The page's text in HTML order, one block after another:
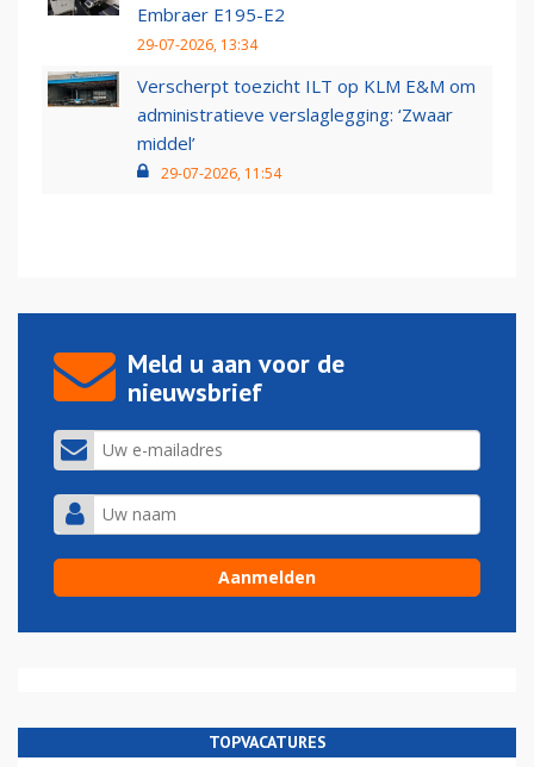
Embraer E195-E2
29-07-2026, 13:34
Verscherpt toezicht ILT op KLM E&M om
administratieve verslaglegging: ‘Zwaar
middel’
29-07-2026, 11:54
Meld u aan voor de
nieuwsbrief
TOPVACATURES